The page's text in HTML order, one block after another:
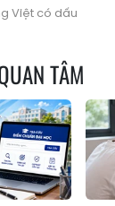
Việt có dấu
TÂM